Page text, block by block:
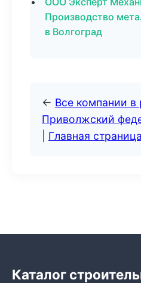
Производство
в Волгоград
← Все компании в
Приволжский
Главная страница
Каталог